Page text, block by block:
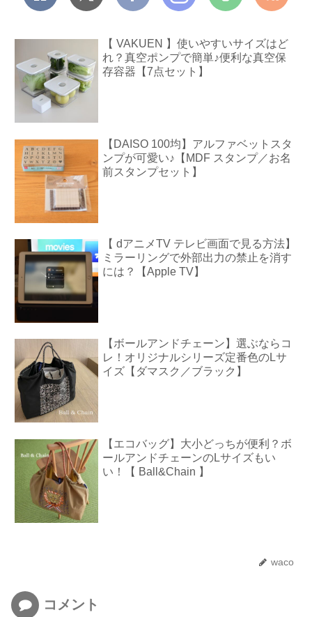
【 VAKUEN 】使いやすいサイズはど
れ？真空ポンプで簡単♪便利な真空保
存容器【7点セット】
【DAISO 100均】アルファベットスタ
ンプが可愛い♪【MDF スタンプ／お名
前スタンプセット】
【 dアニメTV テレビ画面で見る方法】
ミラーリングで外部出力の禁止を消す
には？【Apple TV】
【ボールアンドチェーン】選ぶならコ
レ！オリジナルシリーズ定番色のLサ
イズ【ダマスク／ブラック】
【エコバッグ】大小どっちが便利？ボ
ールアンドチェーンのLサイズもい
い！【 Ball&Chain 】
waco
コメント